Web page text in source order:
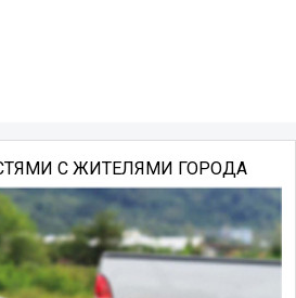
С ЖИТЕЛЯМИ ГОРОДА